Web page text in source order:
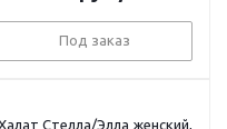
Под заказ
Стелла/Элла женский,